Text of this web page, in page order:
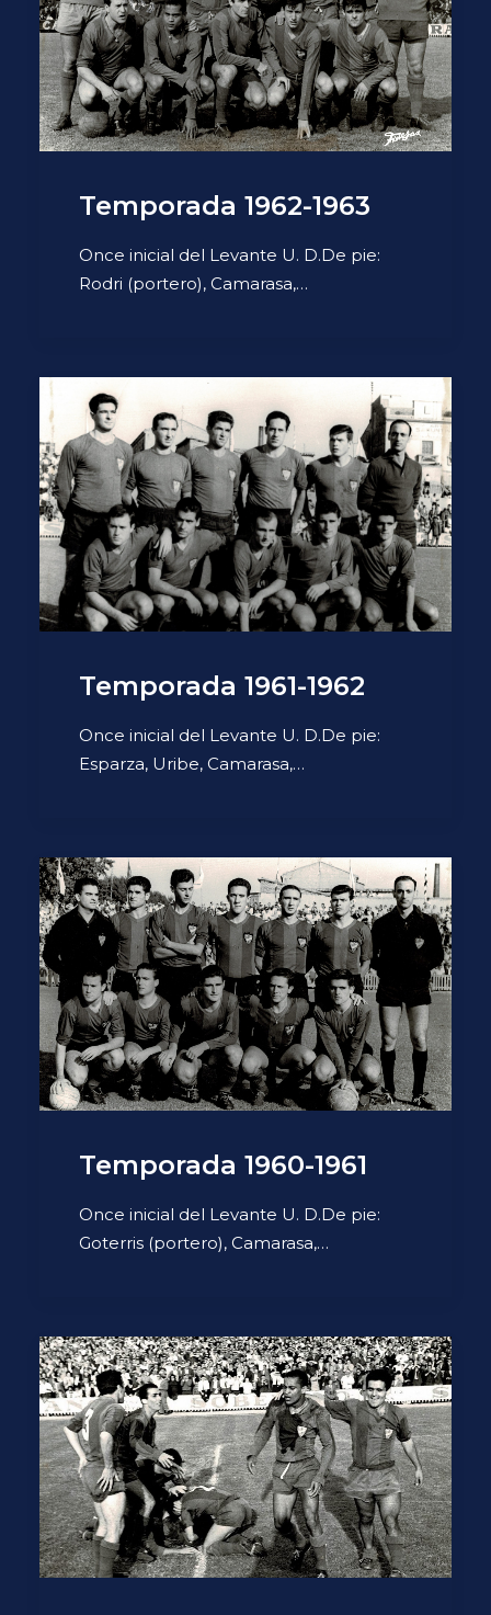
Temporada 1962-1963
Once inicial del Levante U. D.De pie:
Rodri (portero), Camarasa,…
Temporada 1961-1962
Once inicial del Levante U. D.De pie:
Esparza, Uribe, Camarasa,…
Temporada 1960-1961
Once inicial del Levante U. D.De pie:
Goterris (portero), Camarasa,…